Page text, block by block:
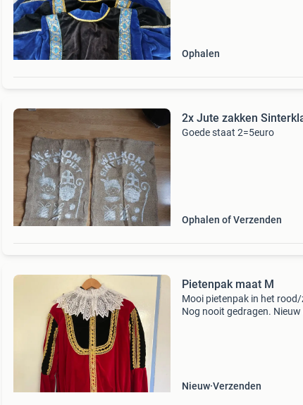
Ophalen
2x Jute zakken
Goede staat 2=5euro
Ophalen of Verzenden
Pietenpak maat M
Mooi pietenpak in het
Nog nooit gedragen. Nieuw
Nieuw Verzenden